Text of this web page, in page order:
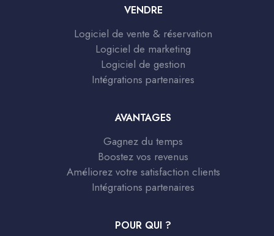
VENDRE
Logiciel de vente & réservation
Logiciel de marketing
Logiciel de gestion
Intégrations partenaires
AVANTAGES
Gagnez du temps
Boostez vos revenus
Améliorez votre satisfaction clients
Intégrations partenaires
POUR QUI ?